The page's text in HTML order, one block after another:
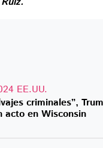
EE.UU.
criminales”,
acto en Wisconsin